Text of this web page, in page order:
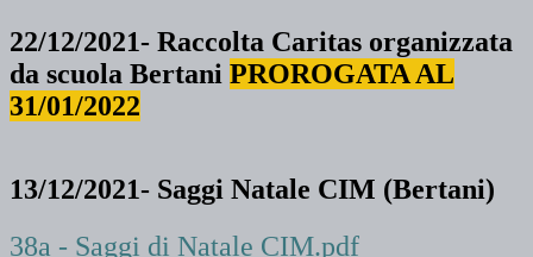
22/12/2021- Raccolta Caritas organizzata
da scuola Bertani PROROGATA AL
31/01/2022
13/12/2021- Saggi Natale CIM (Bertani)
38a - Saggi di Natale CIM.pdf